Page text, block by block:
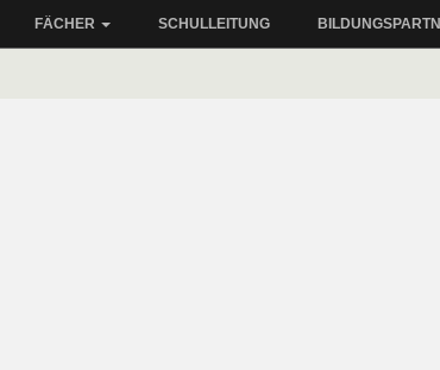
FÄCHER SCHULLEITUNG